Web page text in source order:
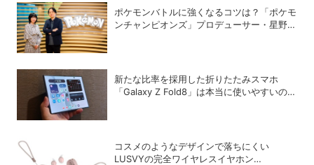
ポケモンバトルに強くなるコツは？「ポケモ
ンチャンピオンズ」プロデューサー・星野正
新たな比率を採用した折りたたみスマホ
「Galaxy Z Fold8」は本当に使いやすいの
コスメのようなデザインで落ちにくい
LUSVYの完全ワイヤレスイヤホン